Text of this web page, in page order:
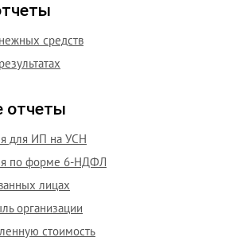
средств
отчеты
для ИП на УСН
по форме 6-НДФЛ
лицах
организации
стоимость